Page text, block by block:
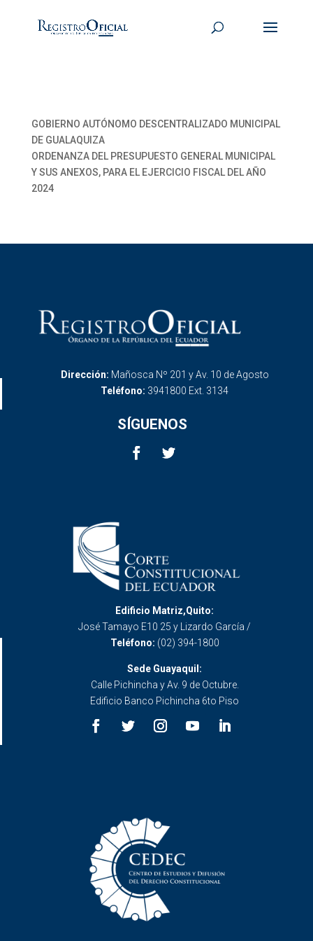
GOBIERNO AUTÓNOMO DESCENTRALIZADO MUNICIPAL
DE GUALAQUIZA
ORDENANZA DEL PRESUPUESTO GENERAL MUNICIPAL
Y SUS ANEXOS, PARA EL EJERCICIO FISCAL DEL AÑO
2024
Dirección: Mañosca Nº 201 y Av. 10 de Agosto
Teléfono: 3941800 Ext. 3134
SÍGUENOS
Edificio Matriz,Quito:
José Tamayo E10 25 y Lizardo García /
Teléfono: (02) 394-1800
Sede Guayaquil:
Calle Pichincha y Av. 9 de Octubre.
Edificio Banco Pichincha 6to Piso